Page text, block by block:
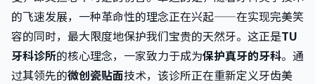
的飞速发展，一种革命性的理念正在兴起——在实现完美笑
容的同时，最大限度地保护我们宝贵的天然牙。这正是TU
牙科诊所的核心理念，一家致力于成为保护真牙的牙科。通
过其领先的微创瓷贴面技术，该诊所正在重新定义牙齿美